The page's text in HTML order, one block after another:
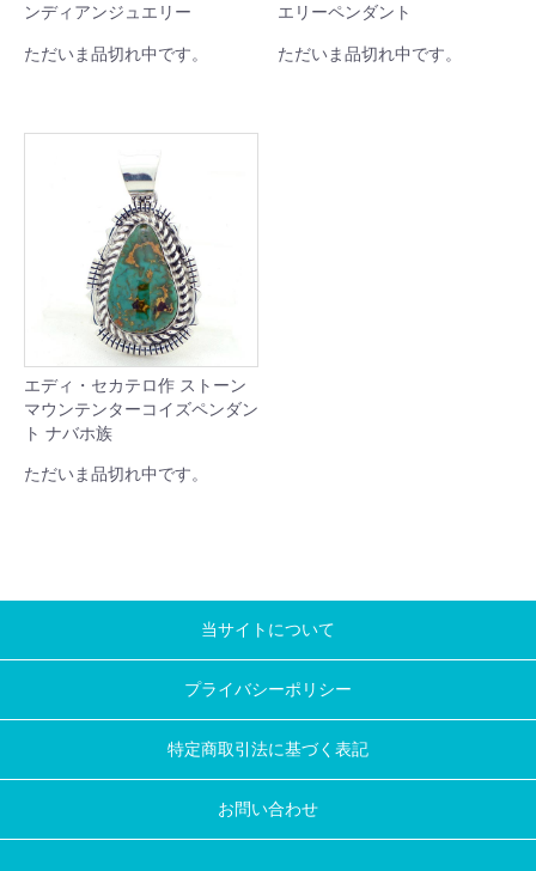
ンディアンジュエリー
ただいま品切れ中です。
エリーペンダント
ただいま品切れ中です。
エディ・セカテロ作 ストーン
マウンテンターコイズペンダン
ト ナバホ族
ただいま品切れ中です。
当サイトについて
プライバシーポリシー
特定商取引法に基づく表記
お問い合わせ